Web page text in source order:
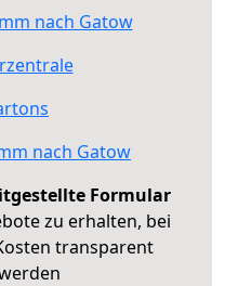
nach Gatow
nach Gatow
Formular
zu erhalten, bei
transparent